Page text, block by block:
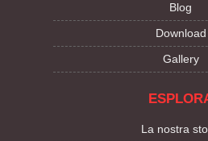
Blog
Download
Gallery
La nostra